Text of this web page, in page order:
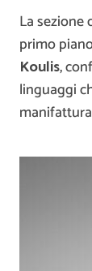
La sezione
primo
Koulis,
linguaggi